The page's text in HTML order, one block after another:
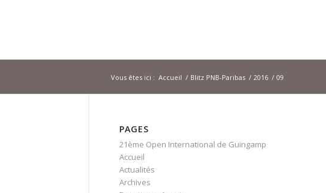
Vous êtes ici : Accueil / Blitz PNB-Paribas / 2016 / 09
PAGES
21ème Open International de Guingamp
Accueil
Actualités
Archives